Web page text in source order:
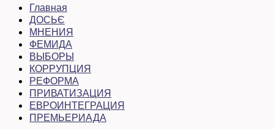
Главная
ДОСЬЄ
МНЕНИЯ
ФЕМИДА
ВЫБОРЫ
КОРРУПЦИЯ
РЕФОРМА
ПРИВАТИЗАЦИЯ
ЕВРОИНТЕГРАЦИЯ
ПРЕМЬЕРИАДА